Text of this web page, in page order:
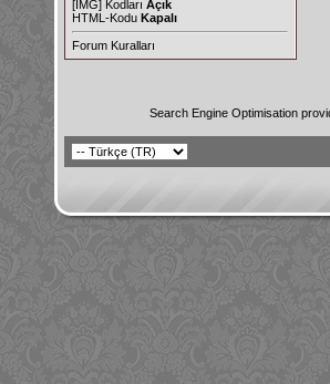
[IMG] Kodları Açık
HTML-Kodu Kapalı
Forum Kuralları
Search Engine Optimisation